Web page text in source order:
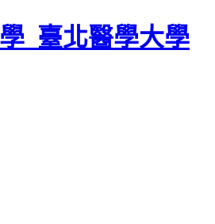
臺北醫學大學